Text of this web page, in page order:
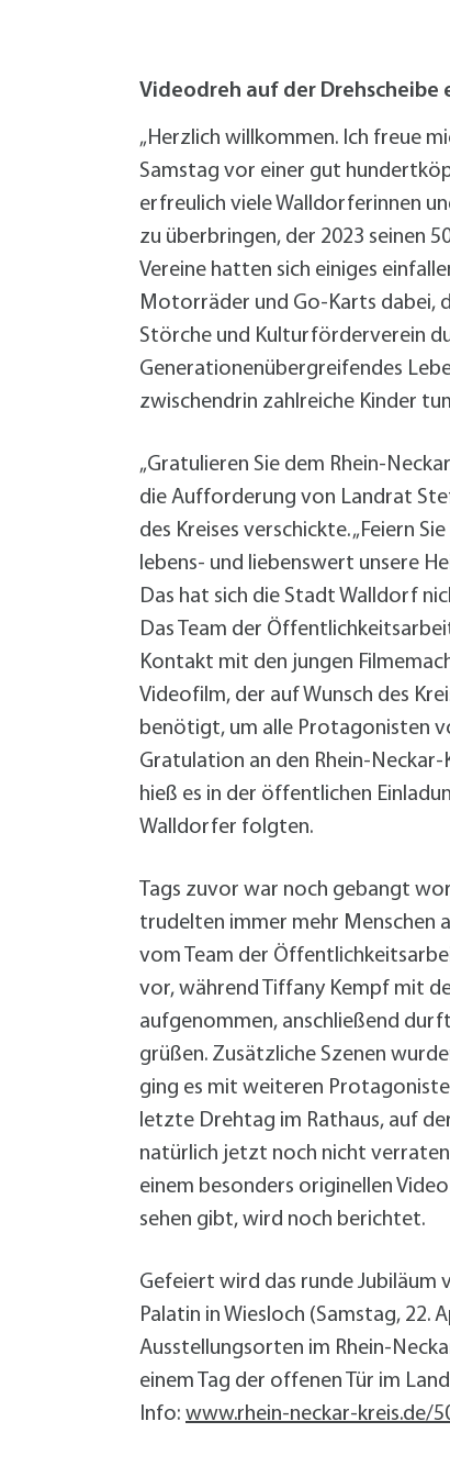
Wegbeschreibung
Zahlen und Fakten
Videodreh auf der Drehscheibe
„Herzlich willkommen. Ich freue
Samstag vor einer gut
erfreulich viele Walldorferinnen
zu überbringen, der 2023 seinen
Vereine hatten sich einiges
Motorräder und Go-Karts dabei,
Störche und Kulturförderverein
Generationenübergreifendes
zwischendrin zahlreiche Kinder
„Gratulieren Sie dem Rhein-
die Aufforderung von Landrat
des Kreises verschickte. „Feiern
lebens- und liebenswert unsere
Das hat sich die Stadt Walldorf
Das Team der
Kontakt mit den jungen
Videofilm, der auf Wunsch des
benötigt, um alle Protagonisten
Gratulation an den Rhein-
hieß es in der öffentlichen
Walldorfer folgten.
Tags zuvor war noch gebangt
trudelten immer mehr Menschen
vom Team der
vor, während Tiffany Kempf mit
aufgenommen, anschließend
grüßen. Zusätzliche Szenen
ging es mit weiteren
letzte Drehtag im Rathaus, auf
natürlich jetzt noch nicht verraten
einem besonders originellen
sehen gibt, wird noch berichtet.
Gefeiert wird das runde
Palatin in Wiesloch (Samstag, 22.
Ausstellungsorten im Rhein-
einem Tag der offenen Tür im
Info: www.rhein-neckar-kreis.de/